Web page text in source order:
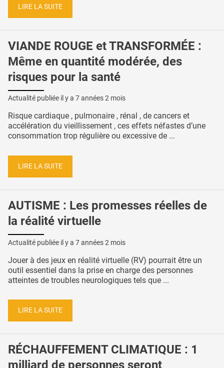
LIRE LA SUITE
VIANDE ROUGE et TRANSFORMÉE :
Même en quantité modérée, des
risques pour la santé
Actualité publiée il y a 7 années 2 mois
Risque cardiaque , pulmonaire , rénal , de cancers et
accélération du vieillissement , ces effets néfastes d’une
consommation trop régulière ou excessive de ...
LIRE LA SUITE
AUTISME : Les promesses réelles de
la réalité virtuelle
Actualité publiée il y a 7 années 2 mois
Jouer à des jeux en réalité virtuelle (RV) pourrait être un
outil essentiel dans la prise en charge des personnes
atteintes de troubles neurologiques tels que ...
LIRE LA SUITE
RÉCHAUFFEMENT CLIMATIQUE : 1
milliard de personnes seront